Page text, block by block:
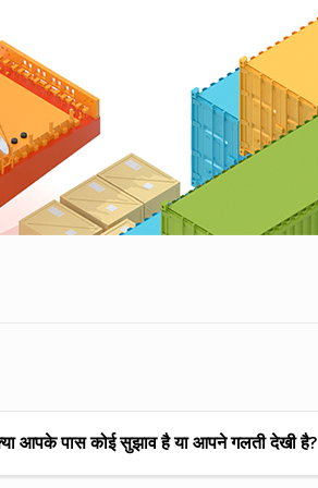
आपके पास कोई सुझाव है या आपने गलती देखी है?